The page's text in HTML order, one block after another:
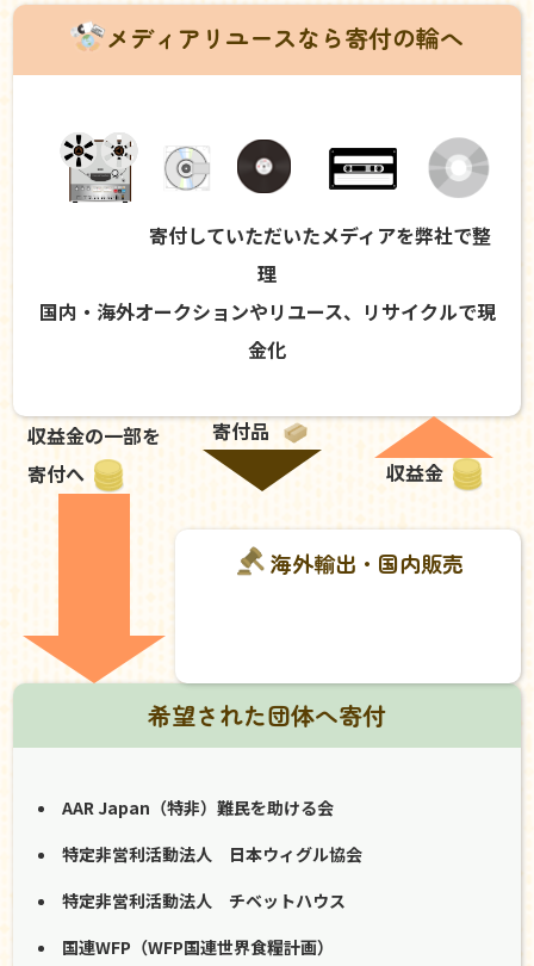
メディアリユースなら寄付の輪へ
寄付していただいたメディアを弊社で整
理
国内・海外オークションやリユース、リサイクルで現
金化
収益金の一部を
寄付へ
寄付品
収益金
海外輸出・国内販売
希望された団体へ寄付
AAR Japan（特非）難民を助ける会
特定非営利活動法人 日本ウィグル協会
特定非営利活動法人 チベットハウス
国連WFP（WFP国連世界食糧計画）